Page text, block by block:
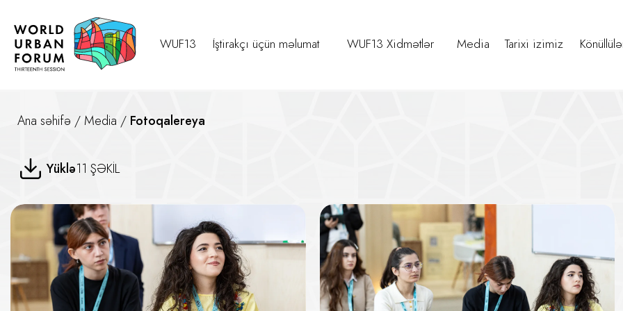
WUF13 İştirakçı üçün məlumat WUF13 Xidmətlər Media Tarixi izimiz
Ana səhifə /Media / Fotoqalereya
Yaşıl, Dayanıqlı və İnklüziv Bərpaya Doğru: Azərbaycanda
Yüklə11 ŞƏKİL